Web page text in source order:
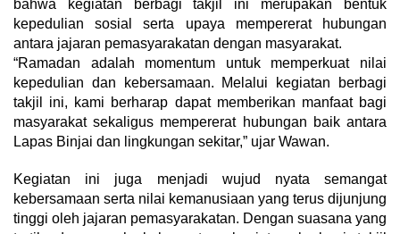
bahwa kegiatan berbagi takjil ini merupakan bentuk
kepedulian sosial serta upaya mempererat hubungan
antara jajaran pemasyarakatan dengan masyarakat.
“Ramadan adalah momentum untuk memperkuat nilai
kepedulian dan kebersamaan. Melalui kegiatan berbagi
takjil ini, kami berharap dapat memberikan manfaat bagi
masyarakat sekaligus mempererat hubungan baik antara
Lapas Binjai dan lingkungan sekitar,” ujar Wawan.
Kegiatan ini juga menjadi wujud nyata semangat
kebersamaan serta nilai kemanusiaan yang terus dijunjung
tinggi oleh jajaran pemasyarakatan. Dengan suasana yang